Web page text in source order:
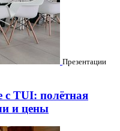
Презентации
TUI: полётная
и цены